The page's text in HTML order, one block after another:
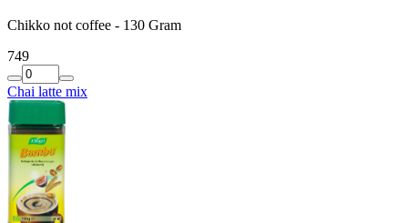
Chikko not coffee - 130 Gram
749
Chai latte mix